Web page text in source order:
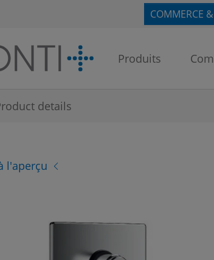
COMMERCE
Produits
details
l'aperçu